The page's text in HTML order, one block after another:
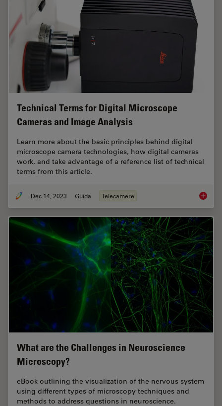
Technical Terms for Digital Microscope
Cameras and Image Analysis
Learn more about the basic principles behind digital
microscope camera technologies, how digital cameras
work, and take advantage of a reference list of technical
terms from this article.
Dec 14, 2023 Guida Telecamere
What are the Challenges in Neuroscience
Microscopy?
eBook outlining the visualization of the nervous system
using different types of microscopy techniques and
methods to address questions in neuroscience.